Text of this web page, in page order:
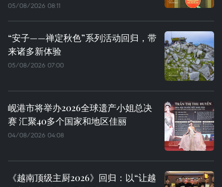
05/08/2026 08:11
“安子——禅定秋色”系列活动回归，带
来诸多新体验
05/08/2026 07:00
岘港市将举办2026全球遗产小姐总决
赛 汇聚40多个国家和地区佳丽
04/08/2026 04:08
《越南顶级主厨2026》回归：以“让越